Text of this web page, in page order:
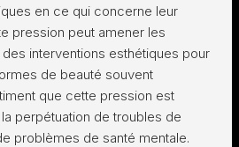
en ce qui concerne leur
pression peut amener les
interventions esthétiques pour
de beauté souvent
que cette pression est
perpétuation de troubles de
problèmes de santé mentale.